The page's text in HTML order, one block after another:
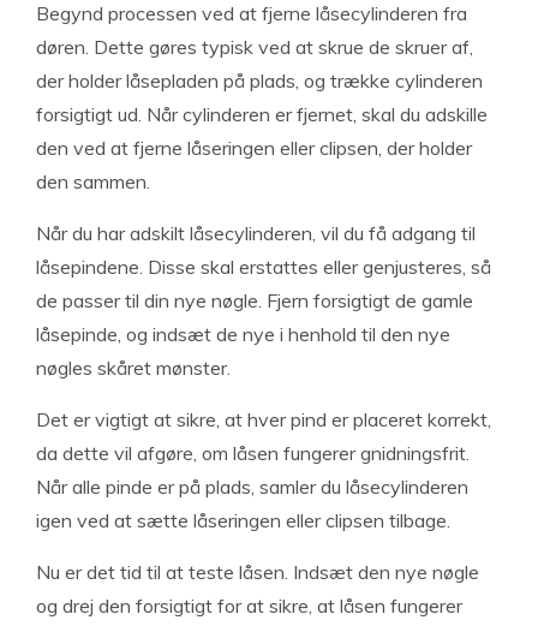
Begynd processen ved at fjerne låsecylinderen fra
døren. Dette gøres typisk ved at skrue de skruer af,
der holder låsepladen på plads, og trække cylinderen
forsigtigt ud. Når cylinderen er fjernet, skal du adskille
den ved at fjerne låseringen eller clipsen, der holder
den sammen.
Når du har adskilt låsecylinderen, vil du få adgang til
låsepindene. Disse skal erstattes eller genjusteres, så
de passer til din nye nøgle. Fjern forsigtigt de gamle
låsepinde, og indsæt de nye i henhold til den nye
nøgles skåret mønster.
Det er vigtigt at sikre, at hver pind er placeret korrekt,
da dette vil afgøre, om låsen fungerer gnidningsfrit.
Når alle pinde er på plads, samler du låsecylinderen
igen ved at sætte låseringen eller clipsen tilbage.
Nu er det tid til at teste låsen. Indsæt den nye nøgle
og drej den forsigtigt for at sikre, at låsen fungerer